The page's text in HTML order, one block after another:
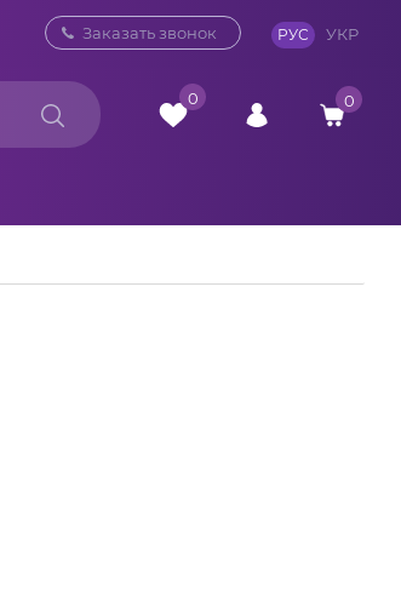
0 800 33 10 32
Заказать звонок РУС УКР
0 0